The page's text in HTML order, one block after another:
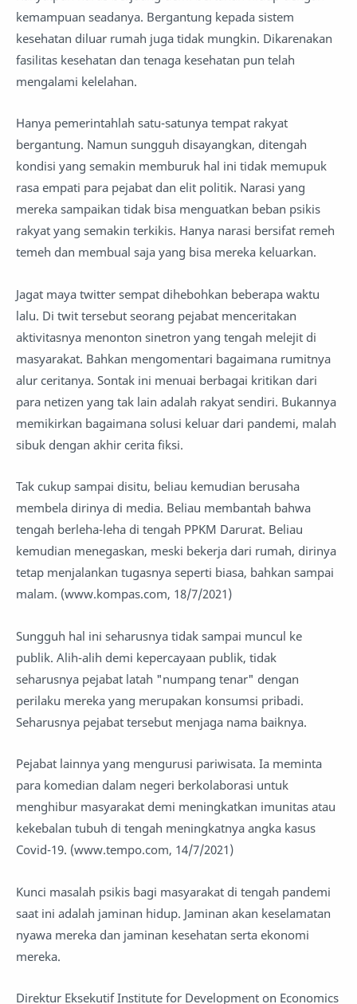
kemampuan seadanya. Bergantung kepada sistem
kesehatan diluar rumah juga tidak mungkin. Dikarenakan
fasilitas kesehatan dan tenaga kesehatan pun telah
mengalami kelelahan.
Hanya pemerintahlah satu-satunya tempat rakyat
bergantung. Namun sungguh disayangkan, ditengah
kondisi yang semakin memburuk hal ini tidak memupuk
rasa empati para pejabat dan elit politik. Narasi yang
mereka sampaikan tidak bisa menguatkan beban psikis
rakyat yang semakin terkikis. Hanya narasi bersifat remeh
temeh dan membual saja yang bisa mereka keluarkan.
Jagat maya twitter sempat dihebohkan beberapa waktu
lalu. Di twit tersebut seorang pejabat menceritakan
aktivitasnya menonton sinetron yang tengah melejit di
masyarakat. Bahkan mengomentari bagaimana rumitnya
alur ceritanya. Sontak ini menuai berbagai kritikan dari
para netizen yang tak lain adalah rakyat sendiri. Bukannya
memikirkan bagaimana solusi keluar dari pandemi, malah
sibuk dengan akhir cerita fiksi.
Tak cukup sampai disitu, beliau kemudian berusaha
membela dirinya di media. Beliau membantah bahwa
tengah berleha-leha di tengah PPKM Darurat. Beliau
kemudian menegaskan, meski bekerja dari rumah, dirinya
tetap menjalankan tugasnya seperti biasa, bahkan sampai
malam. (www.kompas.com, 18/7/2021)
Sungguh hal ini seharusnya tidak sampai muncul ke
publik. Alih-alih demi kepercayaan publik, tidak
seharusnya pejabat latah "numpang tenar" dengan
perilaku mereka yang merupakan konsumsi pribadi.
Seharusnya pejabat tersebut menjaga nama baiknya.
Pejabat lainnya yang mengurusi pariwisata. Ia meminta
para komedian dalam negeri berkolaborasi untuk
menghibur masyarakat demi meningkatkan imunitas atau
kekebalan tubuh di tengah meningkatnya angka kasus
Covid-19. (www.tempo.com, 14/7/2021)
Kunci masalah psikis bagi masyarakat di tengah pandemi
saat ini adalah jaminan hidup. Jaminan akan keselamatan
nyawa mereka dan jaminan kesehatan serta ekonomi
mereka.
Direktur Eksekutif Institute for Development on Economics